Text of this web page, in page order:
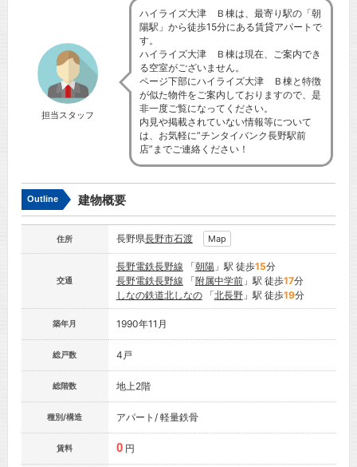
担当スタッフ
ハイライズ大津 Ｂ棟は、最寄り駅の「朝
陽駅」から徒歩15分にある賃貸アパートで
す。
ハイライズ大津 Ｂ棟は現在、ご案内でき
る空室がございません。
ページ下部にハイライズ大津 Ｂ棟と特徴
が似た物件をご案内しておりますので、是
非一度ご覧になってください。
内見や掲載されていない情報等について
は、お気軽に”チンタイバンク長野駅前
店”までご連絡ください！
Outline 建物概要
住所 長野県長野市石渡 Map
交通
長野電鉄長野線 「朝陽」駅 徒歩15分
長野電鉄長野線 「附属中学前」駅 徒歩17分
しなの鉄道北しなの「北長野」駅 徒歩19分
築年月 1990年11月
総戸数 4戸
総階数 地上2階
種別/構造 アパート/ 軽量鉄骨
賃料 0 円